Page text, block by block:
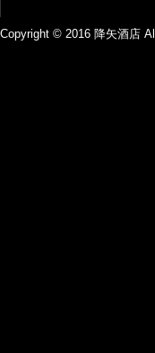
Copyright © 2016 降矢酒店